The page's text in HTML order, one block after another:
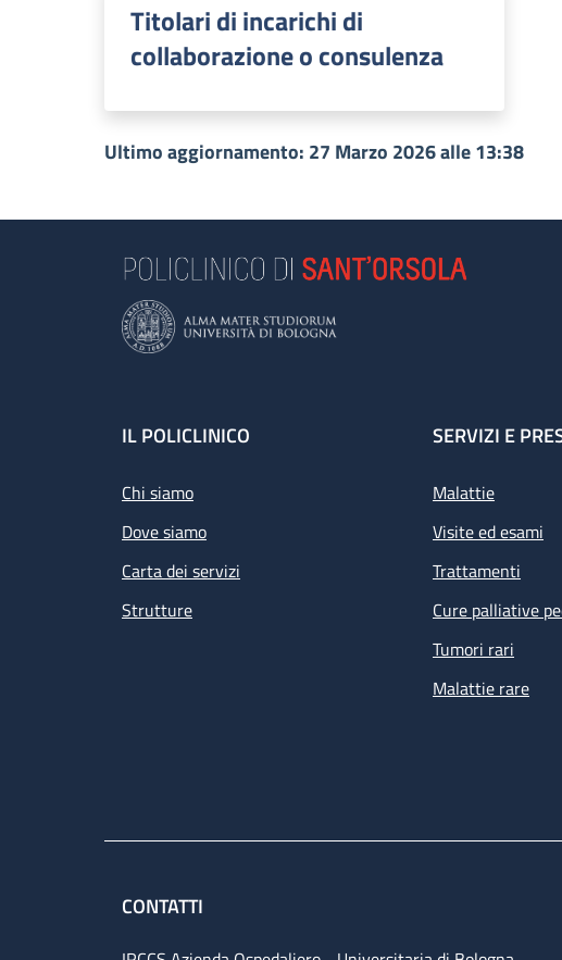
Titolari di incarichi di
collaborazione o consulenza
Ultimo aggiornamento: 27 Marzo 2026 alle 13:38
Footer
IL POLICLINICO
Chi siamo
Dove siamo
Carta dei servizi
Strutture
SERVIZI E
Malattie
Visite ed esami
Trattamenti
Cure palliative
Tumori rari
Malattie rare
CONTATTI